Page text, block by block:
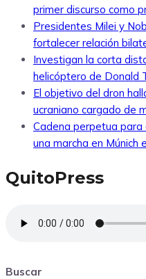
primer discurso como
Presidentes Milei y
fortalecer relación
Investigan la corta
helicóptero de Donald
El objetivo del dron
ucraniano cargado de
Cadena perpetua para
una marcha en Múnich
QuitoPress
Buscar